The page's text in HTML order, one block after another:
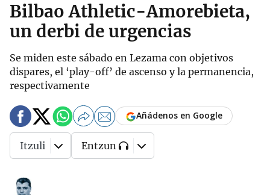
Bilbao Athletic-Amorebieta,
un derbi de urgencias
Se miden este sábado en Lezama con objetivos
dispares, el ‘play-off’ de ascenso y la permanencia,
respectivamente
Añádenos en Google
Itzuli Entzun